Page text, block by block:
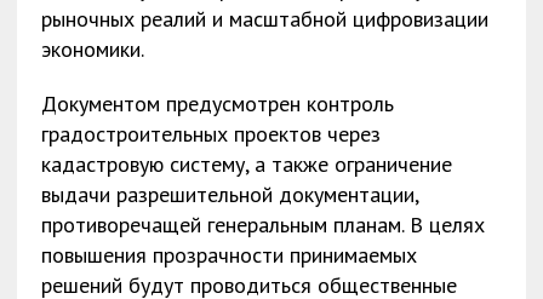
рыночных реалий и масштабной цифровизации
экономики.
Документом предусмотрен контроль
градостроительных проектов через
кадастровую систему, а также ограничение
выдачи разрешительной документации,
противоречащей генеральным планам. В целях
повышения прозрачности принимаемых
решений будут проводиться общественные